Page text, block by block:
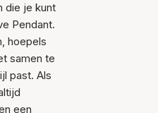
die je kunt
Pendant.
hoepels
samen te
past. Als
een